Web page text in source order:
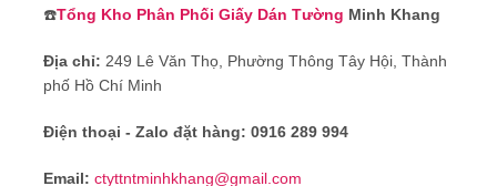
☎️Tổng Kho Phân Phối Giấy Dán Tường Minh Khang
Địa chỉ: 249 Lê Văn Thọ, Phường Thông Tây Hội, Thành
phố Hồ Chí Minh
Điện thoại - Zalo đặt hàng: 0916 289 994
Email: ctyttntminhkhang@gmail.com